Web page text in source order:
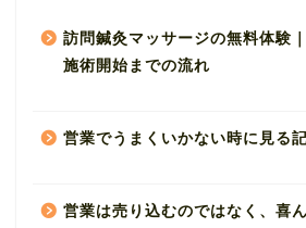
訪問鍼灸マッサージの無料体験
施術開始までの流れ
営業でうまくいかない時に見る
営業は売り込むのではなく、喜